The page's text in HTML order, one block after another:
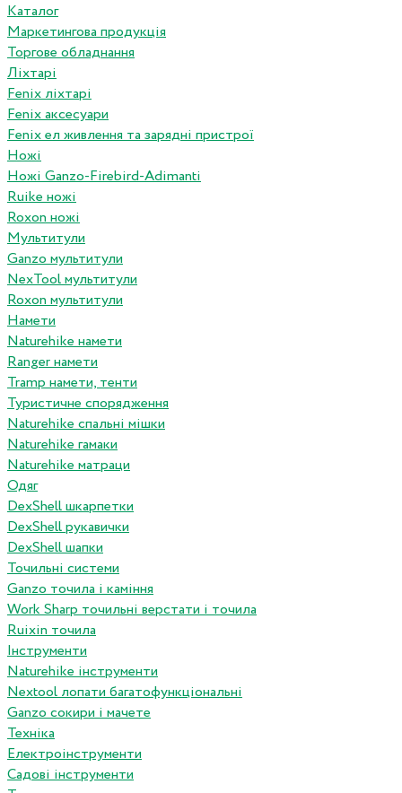
Каталог
Маркетингова продукція
Торгове обладнання
Ліхтарі
Fenix ліхтарі
Fenix аксесуари
Fenix ел живлення та зарядні пристрої
Ножі
Ножі Ganzo-Firebird-Adimanti
Ruike ножі
Roxon ножi
Мультитули
Ganzo мультитули
NexTool мультитули
Roxon мультитули
Намети
Naturehike намети
Ranger намети
Tramp намети, тенти
Туристичне спорядження
Naturehike спальні мішки
Naturehike гамаки
Naturehike матраци
Одяг
DexShell шкарпетки
DexShell рукавички
DexShell шапки
Точильні системи
Ganzo точила і каміння
Work Sharp точильні верстати і точила
Ruixin точила
Інструменти
Naturehike інструменти
Nextool лопати багатофункціональні
Ganzo сокири і мачете
Техніка
Електроінструменти
Садові інструменти